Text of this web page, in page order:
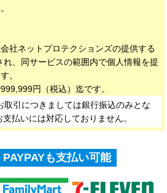
社ネットプロテクションズの提供する
、同サービスの範囲内で個人情報を提
。
円（税込）迄です。
取引につきましては銀行振込のみとな
払いには対応しておりません。
も支払い可能